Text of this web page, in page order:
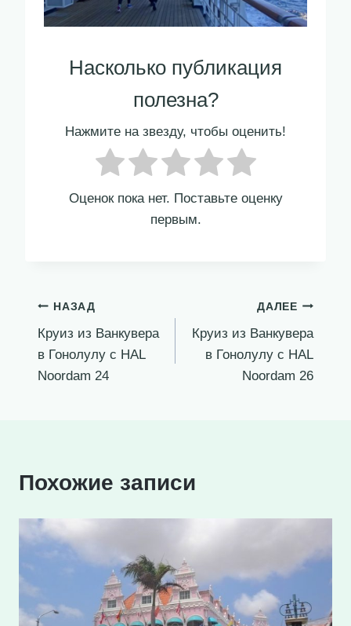
Насколько публикация
полезна?
Нажмите на звезду, чтобы оценить!
Оценок пока нет. Поставьте оценку
первым.
Навигация
по
записям
НАЗАД
Круиз из Ванкувера
в Гонолулу c HAL
Noordam 24
ДАЛЕЕ
Круиз из Ванкувера
в Гонолулу c HAL
Noordam 26
Похожие записи